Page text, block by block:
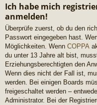
Ich habe mich
anmelden!
Überprüfe zuerst, ob du den
Passwort eingegeben hast.
Möglichkeiten. Wenn COPPA
du unter 13 Jahre alt bist,
Erziehungsberechtigten den
Wenn dies nicht der Fall ist,
werden. Bei einigen Boards
freigeschaltet werden –
Administrator. Bei der